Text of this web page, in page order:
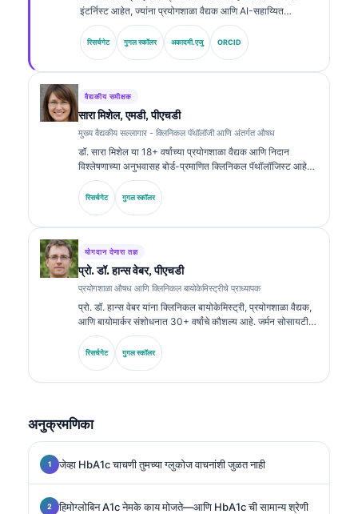
इंटर्निस्ट आहेत, ज्यांना प्रयोगशाळा वैद्यक आणि AI-सहाय्यित
क्लिनिकल विश्लेषणामध्ये 15 हून अधिक वर्षांचा अनुभव आहे. Kantesti
AI येथे मुख्य वैद्यकीय अधिकारी म्हणून, ते मालकीच्या न्यूरल नेटवर्कच्या
वैद्यकीय अचूकतेवर क्लिनिकल देखरेख प्रदान करतात. बायोमार्करचे अर्थ
रिसर्चगेट गुगल स्कॉलर अकादमी.एजु ORCID
वैद्यकीय समीक्षक
सारा मिशेल, एमडी, पीएचडी
मुख्य वैद्यकीय सल्लागार - क्लिनिकल पॅथॉलॉजी आणि अंतर्गत औषध
डॉ. सारा मिशेल या 18+ वर्षांच्या प्रयोगशाळा वैद्यक आणि निदान
विश्लेषणाच्या अनुभवासह बोर्ड-प्रमाणित क्लिनिकल पॅथॉलॉजिस्ट आहेत.
त्यांच्याकडे क्लिनिकल केमिस्ट्रीमध्ये विशेष प्रमाणपत्रे आहेत आणि
क्लिनिकल प्रॅक्टिसमध्ये बायोमार्कर पॅनेल्स व प्रयोगशाळा विश्लेषणावर
त्यांनी मोठ्या प्रमाणावर प्रकाशने केली आहेत.
रिसर्चगेट गुगल स्कॉलर
योगदान देणारा तज्ञ
प्रो. डॉ. हान्स वेबर, पीएचडी
प्रयोगशाळा औषध आणि क्लिनिकल बायोकेमिस्ट्रीचे प्राध्यापक
प्रो. डॉ. हान्स वेबर यांना क्लिनिकल बायोकेमिस्ट्री, प्रयोगशाळा वैद्यक,
आणि बायोमार्कर संशोधनात 30+ वर्षांचे कौशल्य आहे. जर्मन सोसायटी
फॉर क्लिनिकल केमिस्ट्रीचे माजी अध्यक्ष म्हणून, ते निदान पॅनेल विश्लेषण,
बायोमार्कर मानकीकरण, आणि AI-सहाय्यित प्रयोगशाळा वैद्यक यात
विशेष तज्ज्ञ आहेत.
रिसर्चगेट गुगल स्कॉलर
अनुक्रमणिका
जेव्हा HbA1c चाचणी तुमच्या ग्लुकोज वाचनांशी जुळत नाही
हिमोग्लोबिन A1c नेमके काय मोजते—आणि HbA1c ची सामान्य श्रेणी